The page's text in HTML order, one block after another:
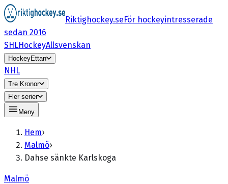
Riktighockey.seFör hockeyintresserade
sedan 2016
SHLHockeyAllsvenskan
HockeyEttan
NHL
Tre Kronor
Fler serier
Meny
Hem›
Malmö›
Dahse sänkte Karlskoga
Malmö